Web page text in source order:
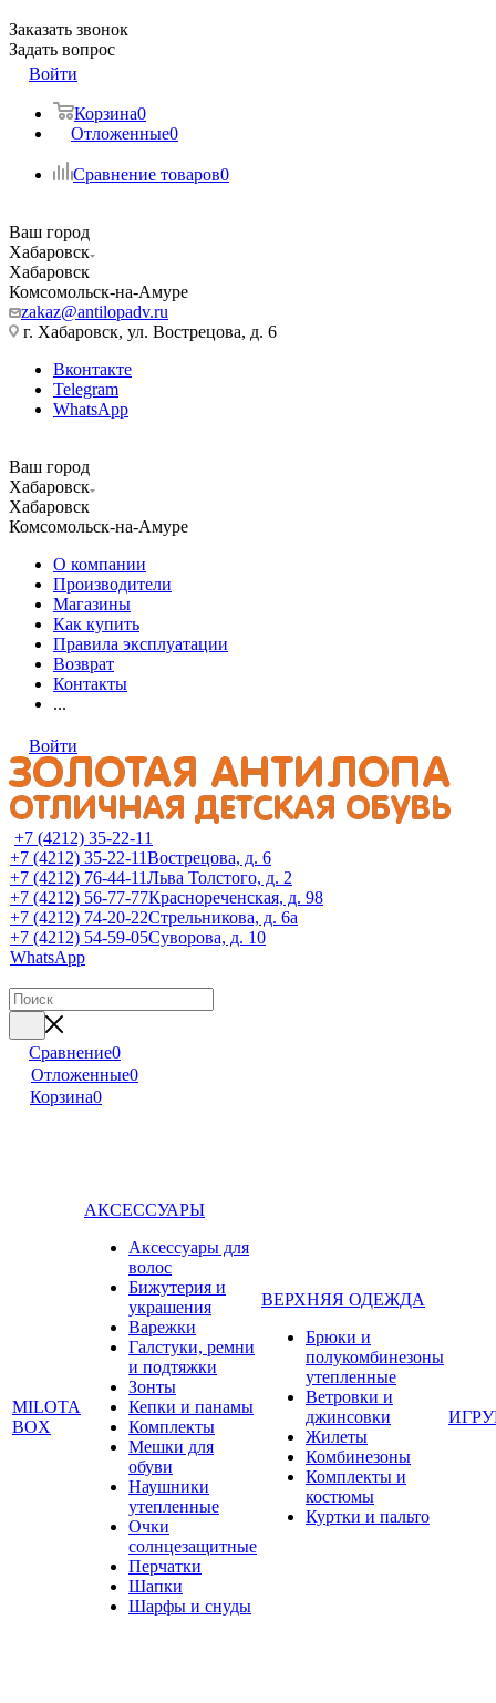
Заказать звонок
Задать вопрос
Войти
Корзина0
Отложенные0
Сравнение товаров0
Ваш город
Хабаровск
Хабаровск
Комсомольск-на-Амуре
zakaz@antilopadv.ru
г. Хабаровск, ул. Вострецова, д. 6
Вконтакте
Telegram
WhatsApp
Ваш город
Хабаровск
Хабаровск
Комсомольск-на-Амуре
О компании
Производители
Магазины
Как купить
Правила эксплуатации
Возврат
Контакты
...
Войти
+7 (4212) 35-22-11
+7 (4212) 35-22-11Вострецова, д. 6
+7 (4212) 76-44-11Льва Толстого, д. 2
+7 (4212) 56-77-77Краснореченская, д. 98
+7 (4212) 74-20-22Стрельникова, д. 6а
+7 (4212) 54-59-05Суворова, д. 10
WhatsApp
Сравнение0
Отложенные0
Корзина0
MILOTA
BOX
АКСЕССУАРЫ
Аксессуары для
волос
Бижутерия и
украшения
Варежки
Галстуки, ремни
и подтяжки
Зонты
Кепки и панамы
Комплекты
Мешки для
обуви
Наушники
утепленные
Очки
солнцезащитные
Перчатки
Шапки
Шарфы и снуды
ВЕРХНЯЯ ОДЕЖДА
Брюки и
полукомбинезоны
утепленные
Ветровки и
джинсовки
Жилеты
Комбинезоны
Комплекты и
костюмы
Куртки и пальто